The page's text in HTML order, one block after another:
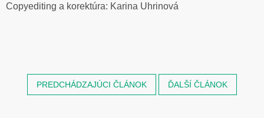
Copyediting a korektúra: Karina Uhrinová
PREDCHÁDZAJÚCI ČLÁNOK ĎALŠÍ ČLÁNOK